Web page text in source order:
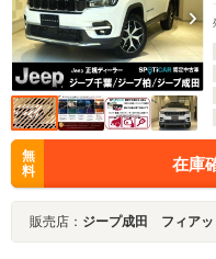
無
料
在庫
販売店： ジープ成田 フィアッ